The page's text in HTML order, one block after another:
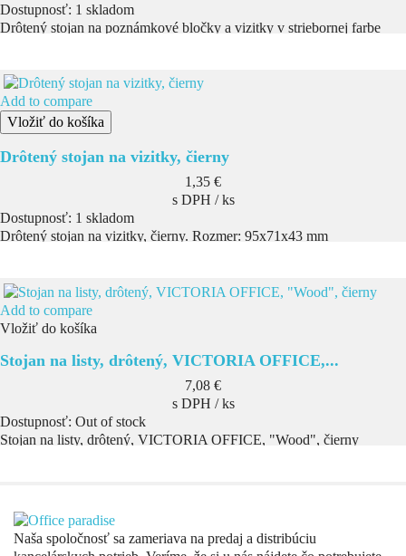
Dostupnosť: 1 skladom
Drôtený stojan na poznámkové bločky a vizitky v striebornej farbe
Add to compare
Vložiť do košíka
Drôtený stojan na vizitky, čierny
Cena
1,35 €
s DPH / ks
Dostupnosť: 1 skladom
Drôtený stojan na vizitky, čierny. Rozmer: 95x71x43 mm
Add to compare
Vložiť do košíka
Stojan na listy, drôtený, VICTORIA OFFICE,...
Cena
7,08 €
s DPH / ks
Dostupnosť: Out of stock
Stojan na listy, drôtený, VICTORIA OFFICE, "Wood", čierny
Naša spoločnosť sa zameriava na predaj a distribúciu